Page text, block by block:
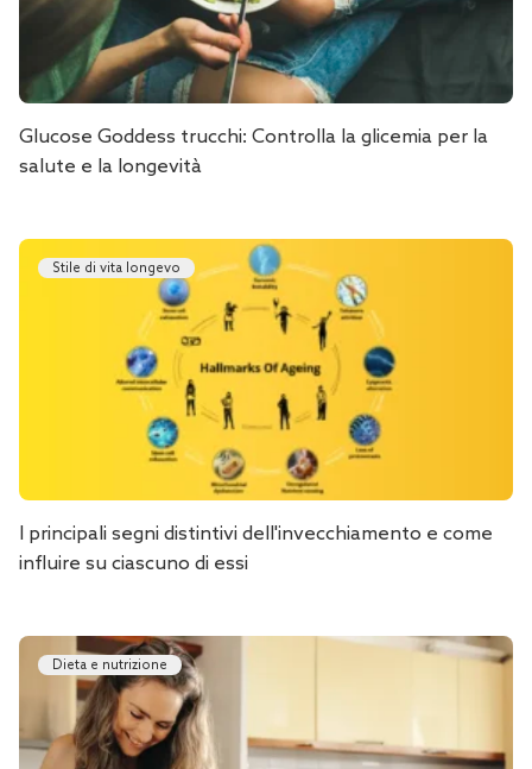
Glucose Goddess trucchi: Controlla la glicemia per la
salute e la longevità
Stile di vita longevo
I principali segni distintivi dell'invecchiamento e come
influire su ciascuno di essi
Dieta e nutrizione